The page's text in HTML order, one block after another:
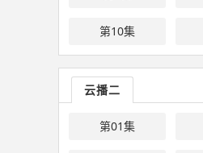
第10集
云播二
第01集